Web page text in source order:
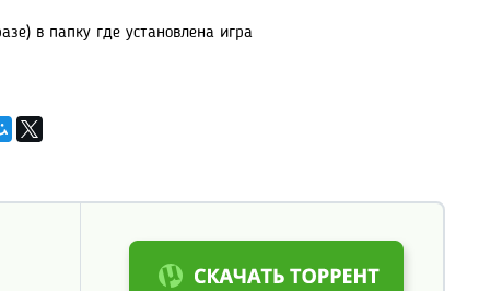
в папку где установлена игра